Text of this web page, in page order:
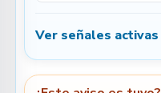
Ver señales activas